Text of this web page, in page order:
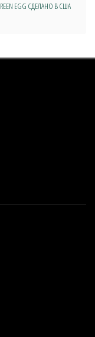
EGG СДЕЛАНО В США